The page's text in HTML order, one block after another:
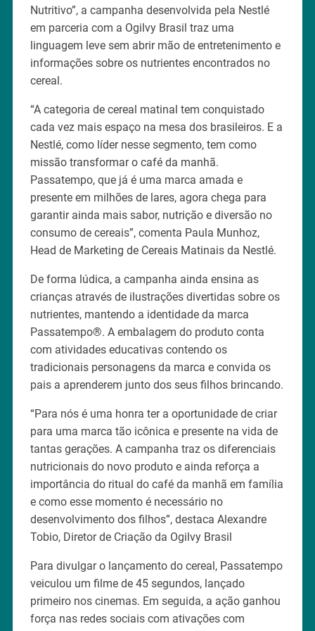
Nutritivo”, a campanha desenvolvida pela Nestlé
em parceria com a Ogilvy Brasil traz uma
linguagem leve sem abrir mão de entretenimento e
informações sobre os nutrientes encontrados no
cereal.
“A categoria de cereal matinal tem conquistado
cada vez mais espaço na mesa dos brasileiros. E a
Nestlé, como líder nesse segmento, tem como
missão transformar o café da manhã.
Passatempo, que já é uma marca amada e
presente em milhões de lares, agora chega para
garantir ainda mais sabor, nutrição e diversão no
consumo de cereais”, comenta Paula Munhoz,
Head de Marketing de Cereais Matinais da Nestlé.
De forma lúdica, a campanha ainda ensina as
crianças através de ilustrações divertidas sobre os
nutrientes, mantendo a identidade da marca
Passatempo®. A embalagem do produto conta
com atividades educativas contendo os
tradicionais personagens da marca e convida os
pais a aprenderem junto dos seus filhos brincando.
“Para nós é uma honra ter a oportunidade de criar
para uma marca tão icônica e presente na vida de
tantas gerações. A campanha traz os diferenciais
nutricionais do novo produto e ainda reforça a
importância do ritual do café da manhã em família
e como esse momento é necessário no
desenvolvimento dos filhos”, destaca Alexandre
Tobio, Diretor de Criação da Ogilvy Brasil
Para divulgar o lançamento do cereal, Passatempo
veiculou um filme de 45 segundos, lançado
primeiro nos cinemas. Em seguida, a ação ganhou
força nas redes sociais com ativações com